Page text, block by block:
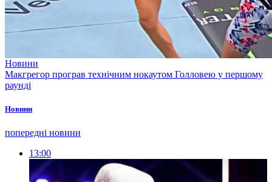
Новини
Макгрегор програв технічним нокаутом Голловею у першому
раунді
Новини
попередні новини
13:00